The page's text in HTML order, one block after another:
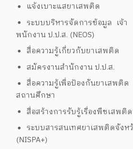
แจ้งเบาะแสยาเสพติด
ระบบบริหารจัดการข้อมูล เจ้า
พนักงาน ป.ป.ส. (NEOS)
สื่อความรู้เกี่ยวกับยาเสพติด
สมัครงานสำนักงาน ป.ป.ส.
สื่อความรู้เพื่อป้องกันยาเสพติด
สถานศึกษา
สื่อสร้างการรับรู้เรื่องพืชเสพติ
ระบบสารสนเทศยาเสพติดจังห
(NISPA+)